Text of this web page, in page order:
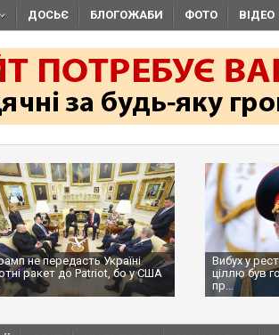
ДОСЬЄ БЛОГОЖАБИ ФОТО ВІДЕО
не передасть Україні
ракет до Patriot, бо у США
Вибух у
ціллю був
пр...